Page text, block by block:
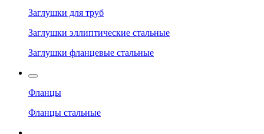
Заглушки для труб
Заглушки эллиптические стальные
Заглушки фланцевые стальные
Фланцы
Фланцы стальные